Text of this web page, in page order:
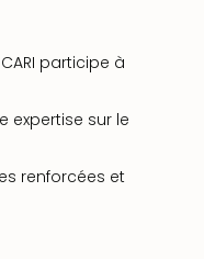
participe à
expertise sur le
renforcées et